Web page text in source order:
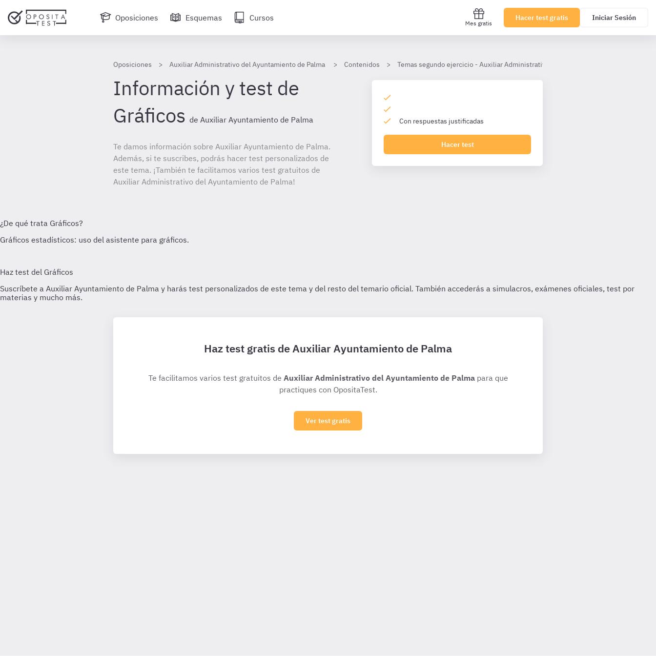
Oposiciones Esquemas Cursos
Mes gratis
Hacer test gratis Iniciar Sesión
Oposiciones Auxiliar Administrativo del Ayuntamiento de Palma Contenidos Temas segundo ejercicio - Auxiliar Administrativo Ayuntamiento de Palma
Información y test de
Gráficos de Auxiliar Ayuntamiento de Palma
Te damos información sobre Auxiliar Ayuntamiento de Palma.
Además, si te suscribes, podrás hacer test personalizados de
este tema. ¡También te facilitamos varios test gratuitos de
Auxiliar Administrativo del Ayuntamiento de Palma!
Con respuestas justificadas
Hacer test
Haz test gratis de Auxiliar Ayuntamiento de Palma
Te facilitamos varios test gratuitos de Auxiliar Administrativo del Ayuntamiento de Palmapara que
practiques con OpositaTest.
Ver test gratis